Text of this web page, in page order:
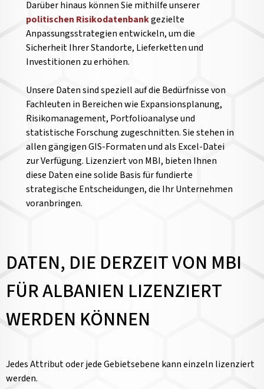
Darüber hinaus können Sie mithilfe unserer
politischen Risikodatenbankgezielte
Anpassungsstrategien entwickeln, um die
Sicherheit Ihrer Standorte, Lieferketten und
Investitionen zu erhöhen.
Unsere Daten sind speziell auf die Bedürfnisse von
Fachleuten in Bereichen wie Expansionsplanung,
Risikomanagement, Portfolioanalyse und
statistische Forschung zugeschnitten. Sie stehen in
allen gängigen GIS-Formaten und als Excel-Datei
zur Verfügung. Lizenziert von MBI, bieten Ihnen
diese Daten eine solide Basis für fundierte
strategische Entscheidungen, die Ihr Unternehmen
voranbringen.
DATEN, DIE DERZEIT VON MBI
FÜR ALBANIEN LIZENZIERT
WERDEN KÖNNEN
Jedes Attribut oder jede Gebietsebene kann einzeln lizenziert
werden.